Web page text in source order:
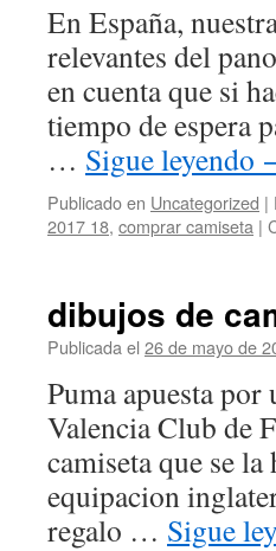
En España,
relevantes del
en cuenta que si
tiempo de espera
… Sigue leyendo
Publicado en Uncategorized |
2017 18, comprar camiseta |
dibujos de
Publicada el 26 de mayo de
Puma apuesta
Valencia Club de
camiseta que se
equipacion
regalo … Sigue